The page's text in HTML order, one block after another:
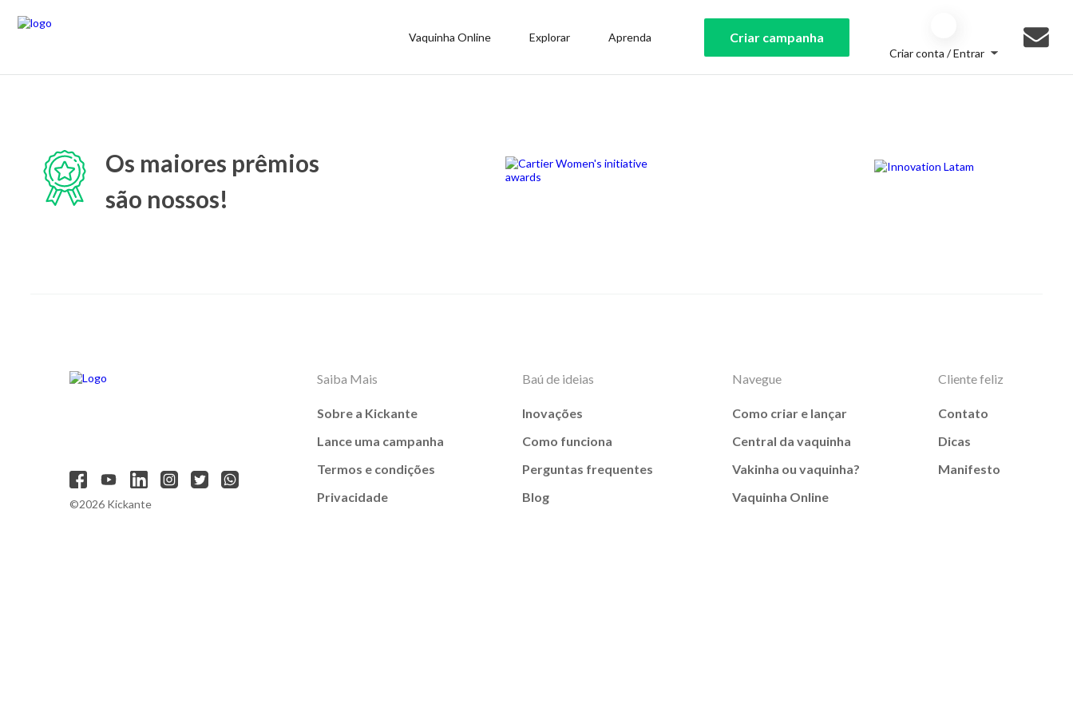
Vaquinha Online Explorar Aprenda Criar campanha
Criar conta / Entrar
Os maiores prêmios
são nossos!
©2026 Kickante
Saiba Mais
Sobre a Kickante
Lance uma campanha
Termos e condições
Privacidade
Baú de ideias
Inovações
Como funciona
Perguntas frequentes
Blog
Navegue
Como criar e lançar
Central da vaquinha
Vakinha ou vaquinha?
Vaquinha Online
Cliente feliz
Contato
Dicas
Manifesto